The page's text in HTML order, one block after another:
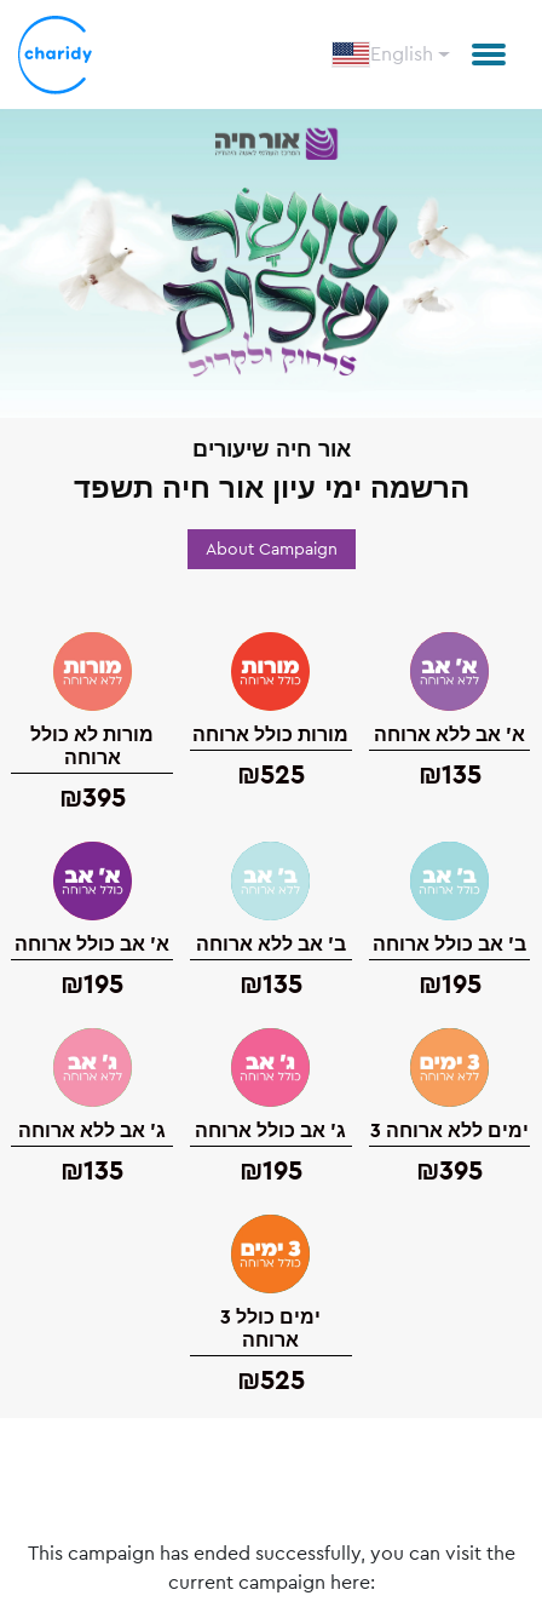
English
אור חיה שיעורים
הרשמה ימי עיון אור חיה תשפד
About Campaign
מורות לא כולל
ארוחה
₪395
מורות כולל ארוחה
₪525
א' אב ללא ארוחה
₪135
א' אב כולל ארוחה
₪195
ב' אב ללא ארוחה
₪135
ב' אב כולל ארוחה
₪195
ג' אב ללא ארוחה
₪135
ג' אב כולל ארוחה
₪195
3 ימים ללא ארוחה
₪395
3 ימים כולל
ארוחה
₪525
This campaign has ended successfully, you can visit the
current campaign here: